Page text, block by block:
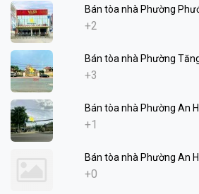
Bán tòa nhà Phường
+2
Bán tòa nhà Phường
+3
Bán tòa nhà Phường An
+1
Bán tòa nhà Phường An
+0